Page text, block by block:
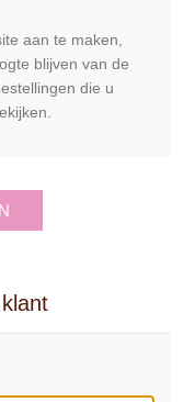
aan te maken,
blijven van de
die u